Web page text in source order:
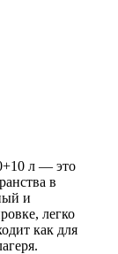
л — это
в
и
легко
как для